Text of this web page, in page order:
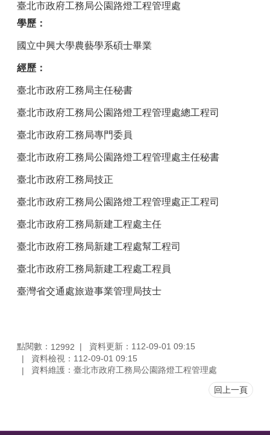
臺北市政府工務局公園路燈工程管理處
學歷：
國立中興大學農藝學系碩士畢業
經歷：
臺北市政府工務局主任秘書
臺北市政府工務局公園路燈工程管理處總工程司
臺北市政府工務局專門委員
臺北市政府工務局公園路燈工程管理處主任秘書
臺北市政府工務局技正
臺北市政府工務局公園路燈工程管理處正工程司
臺北市政府工務局新建工程處主任
臺北市政府工務局新建工程處幫工程司
臺北市政府工務局新建工程處工程員
臺灣省交通處旅遊事業管理局技士
點閱數： 12992
資料更新：112-09-01 09:15
資料檢視：112-09-01 09:15
資料維護：臺北市政府工務局公園路燈工程管理處
回上一頁